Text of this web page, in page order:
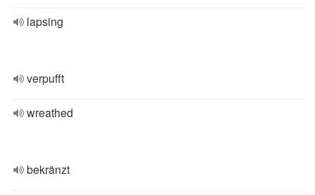
lapsing
verpufft
wreathed
bekränzt